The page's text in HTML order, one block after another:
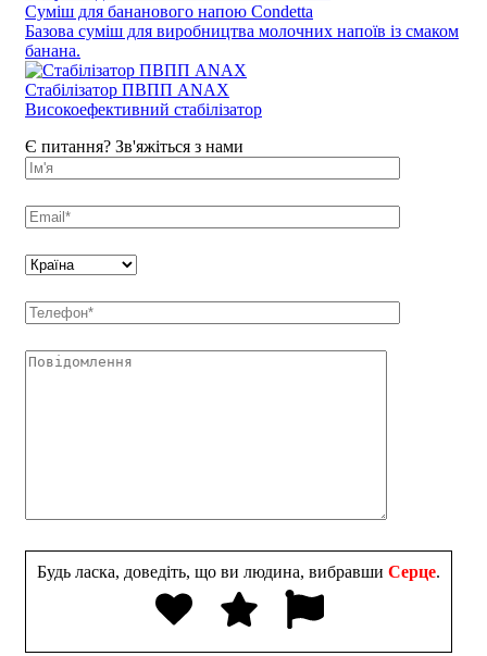
Суміш для бананового напою Condetta
Базова суміш для виробництва молочних напоїв із смаком
банана.
Стабілізатор ПВПП ANAX
Високоефективний стабілізатор
Є питання? Зв'яжіться з нами
Будь ласка, доведіть, що ви людина, вибравши Серце.